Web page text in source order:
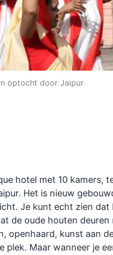
optocht door Jaipur
hotel met 10 kamers,
Het is nieuw
Je kunt echt zien dat
de oude houten deuren
openhaard, kunst aan
plek. Maar wanneer je